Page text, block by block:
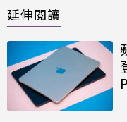
延伸閱讀